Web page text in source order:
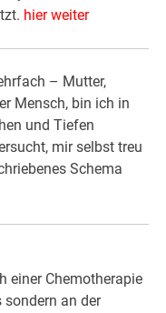
hier weiter
– Mutter,
Mensch, bin ich in
und Tiefen
mir selbst treu
Schema
einer Chemotherapie
sondern an der